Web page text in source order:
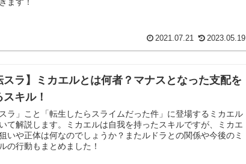
2021.07.21 2023.05.19
スラ】ミカエルとは何者？マナスとなった支配を
スキル！
スラ」こと「転生したらスライムだった件」に登場するミカエル
て解説します。ミカエルは自我を持ったスキルですが、ミカエ
いや正体は何なのでしょうか？またルドラとの関係や今後のミ
の行動もまとめました！